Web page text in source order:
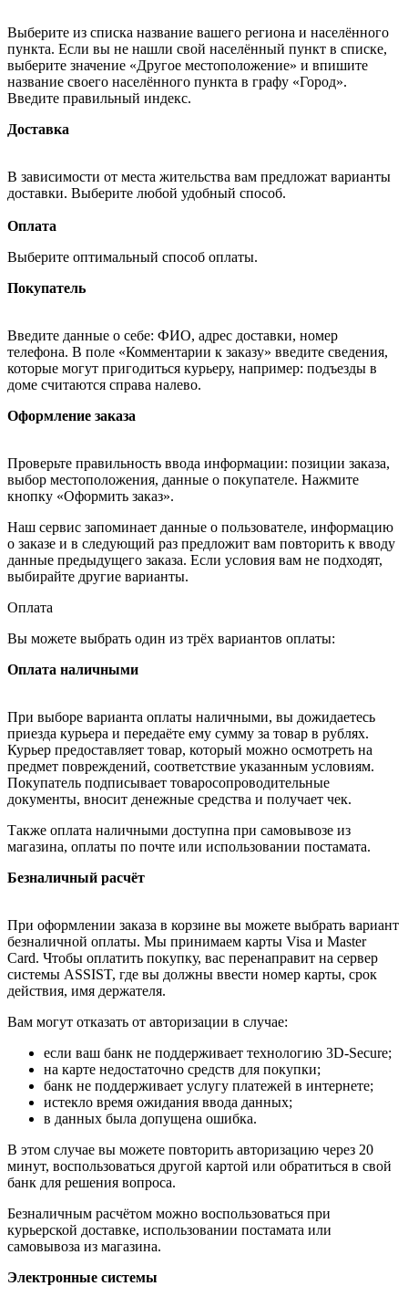
Выберите из списка название вашего региона и населённого
пункта. Если вы не нашли свой населённый пункт в списке,
выберите значение «Другое местоположение» и впишите
название своего населённого пункта в графу «Город».
Введите правильный индекс.
Доставка
В зависимости от места жительства вам предложат варианты
доставки. Выберите любой удобный способ.
Оплата
Выберите оптимальный способ оплаты.
Покупатель
Введите данные о себе: ФИО, адрес доставки, номер
телефона. В поле «Комментарии к заказу» введите сведения,
которые могут пригодиться курьеру, например: подъезды в
доме считаются справа налево.
Оформление заказа
Проверьте правильность ввода информации: позиции заказа,
выбор местоположения, данные о покупателе. Нажмите
кнопку «Оформить заказ».
Наш сервис запоминает данные о пользователе, информацию
о заказе и в следующий раз предложит вам повторить к вводу
данные предыдущего заказа. Если условия вам не подходят,
выбирайте другие варианты.
Оплата
Вы можете выбрать один из трёх вариантов оплаты:
Оплата наличными
При выборе варианта оплаты наличными, вы дожидаетесь
приезда курьера и передаёте ему сумму за товар в рублях.
Курьер предоставляет товар, который можно осмотреть на
предмет повреждений, соответствие указанным условиям.
Покупатель подписывает товаросопроводительные
документы, вносит денежные средства и получает чек.
Также оплата наличными доступна при самовывозе из
магазина, оплаты по почте или использовании постамата.
Безналичный расчёт
При оформлении заказа в корзине вы можете выбрать вариант
безналичной оплаты. Мы принимаем карты Visa и Master
Card. Чтобы оплатить покупку, вас перенаправит на сервер
системы ASSIST, где вы должны ввести номер карты, срок
действия, имя держателя.
Вам могут отказать от авторизации в случае:
если ваш банк не поддерживает технологию 3D-Secure;
на карте недостаточно средств для покупки;
банк не поддерживает услугу платежей в интернете;
истекло время ожидания ввода данных;
в данных была допущена ошибка.
В этом случае вы можете повторить авторизацию через 20
минут, воспользоваться другой картой или обратиться в свой
банк для решения вопроса.
Безналичным расчётом можно воспользоваться при
курьерской доставке, использовании постамата или
самовывоза из магазина.
Электронные системы